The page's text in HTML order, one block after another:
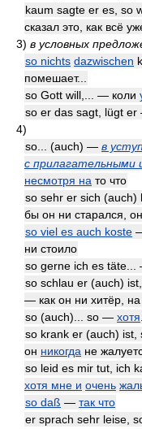
kaum sagte er es, so
сказал это, как всё
3) в условных
so nichts dazwischen
помешает...
so Gott will,... — коли
so er das sagt, lügt er
4)
so... (auch) — в
с прилагательными
несмотря на то что
so sehr er sich (auch)
бы он ни старался,
so viel es auch koste
ни стоило
so gerne ich es
so schlau er (auch) ist,
— как он ни хитёр, на
so (auch)... so — хотя
so krank er (auch)
он никогда не
so leid es mir tut, ich
хотя мне и очень
so daß — так что
er sprach sehr leise,